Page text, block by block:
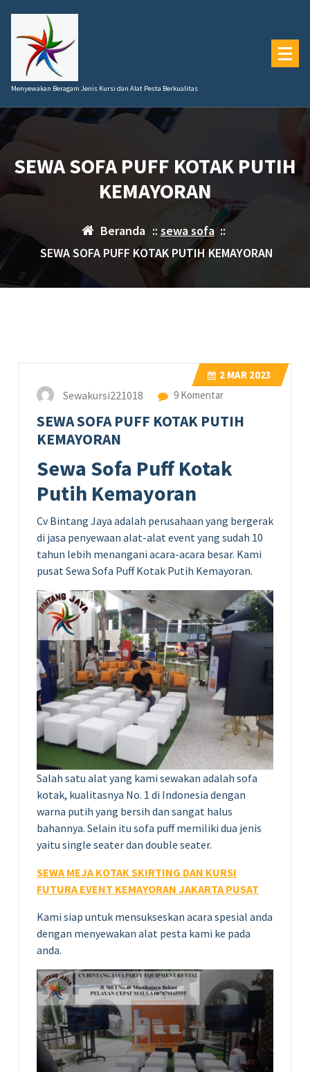
konten
Menyewakan Beragam Jenis Kursi dan Alat Pesta Berkualitas
SEWA SOFA PUFF KOTAK PUTIH
KEMAYORAN
Beranda ::sewa sofa::
SEWA SOFA PUFF KOTAK PUTIH KEMAYORAN
2 MAR 2023
Sewakursi221018 9 Komentar
SEWA SOFA PUFF KOTAK PUTIH
KEMAYORAN
Sewa Sofa Puff Kotak
Putih Kemayoran
Cv Bintang Jaya adalah perusahaan yang bergerak
di jasa penyewaan alat-alat event yang sudah 10
tahun lebih menangani acara-acara besar. Kami
pusat Sewa Sofa Puff Kotak Putih Kemayoran.
Salah satu alat yang kami sewakan adalah sofa
kotak, kualitasnya No. 1 di Indonesia dengan
warna putih yang bersih dan sangat halus
bahannya. Selain itu sofa puff memiliki dua jenis
yaitu single seater dan double seater.
SEWA MEJA KOTAK SKIRTING DAN KURSI
FUTURA EVENT KEMAYORAN JAKARTA PUSAT
Kami siap untuk mensukseskan acara spesial anda
dengan menyewakan alat pesta kami ke pada
anda.